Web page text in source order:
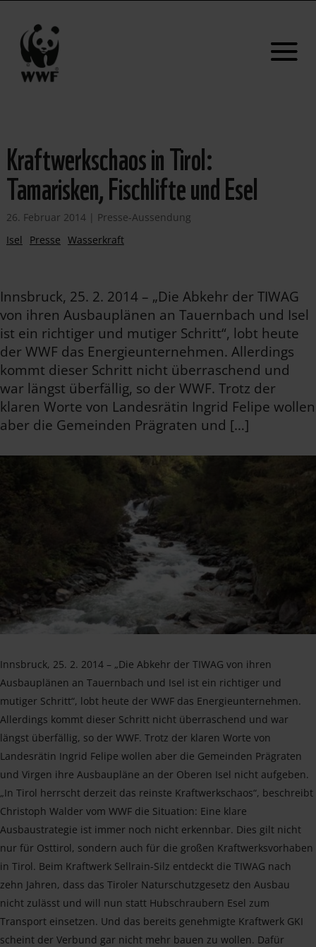
Kraftwerkschaos in Tirol:
Tamarisken, Fischlifte und Esel
26. Februar 2014| Presse-Aussendung
Isel
Presse Wasserkraft
Innsbruck, 25. 2. 2014 – „Die Abkehr der TIWAG
von ihren Ausbauplänen an Tauernbach und Isel
ist ein richtiger und mutiger Schritt“, lobt heute
der WWF das Energieunternehmen. Allerdings
kommt dieser Schritt nicht überraschend und
war längst überfällig, so der WWF. Trotz der
klaren Worte von Landesrätin Ingrid Felipe wollen
aber die Gemeinden Prägraten und […]
Innsbruck, 25. 2. 2014 – „Die Abkehr der TIWAG von ihren
Ausbauplänen an Tauernbach und Isel ist ein richtiger und
mutiger Schritt“, lobt heute der WWF das Energieunternehmen.
Allerdings kommt dieser Schritt nicht überraschend und war
längst überfällig, so der WWF. Trotz der klaren Worte von
Landesrätin Ingrid Felipe wollen aber die Gemeinden Prägraten
und Virgen ihre Ausbaupläne an der Oberen Isel nicht aufgeben.
„In Tirol herrscht derzeit das reinste Kraftwerkschaos“, beschreibt
Christoph Walder vom WWF die Situation: Eine klare
Ausbaustrategie ist immer noch nicht erkennbar. Dies gilt nicht
nur für Osttirol, sondern auch für die großen Kraftwerksvorhaben
in Tirol. Beim Kraftwerk Sellrain-Silz entdeckt die TIWAG nach
zehn Jahren, dass das Tiroler Naturschutzgesetz den Ausbau
nicht zulässt und will nun statt Hubschraubern Esel zum
Transport einsetzen. Und das bereits genehmigte Kraftwerk GKI
scheint der Verbund gar nicht mehr bauen zu wollen. Dafür